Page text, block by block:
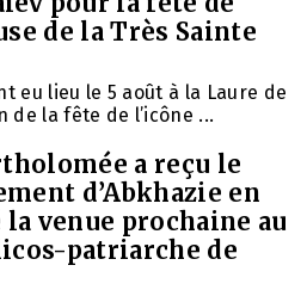
de la Très Sainte
eu lieu le 5 août à la Laure de
de la fête de l’icône ...
a reçu le
d’Abkhazie en
venue prochaine au
patriarche de